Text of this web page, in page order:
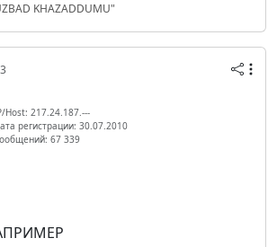
KHAZADDUMU"
Host: 217.24.187.---
регистрации: 30.07.2010
67 339